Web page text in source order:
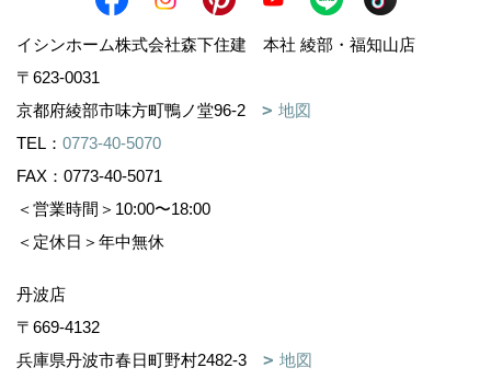
イシンホーム株式会社森下住建 本社 綾部・福知山店
〒623-0031
京都府綾部市味方町鴨ノ堂96-2
地図
TEL： 0773-40-5070
FAX：0773-40-5071
＜営業時間＞10:00〜18:00
＜定休日＞年中無休
丹波店
〒669-4132
兵庫県丹波市春日町野村2482-3
地図